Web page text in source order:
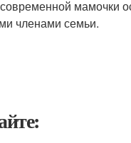
мамочки
членами семьи.